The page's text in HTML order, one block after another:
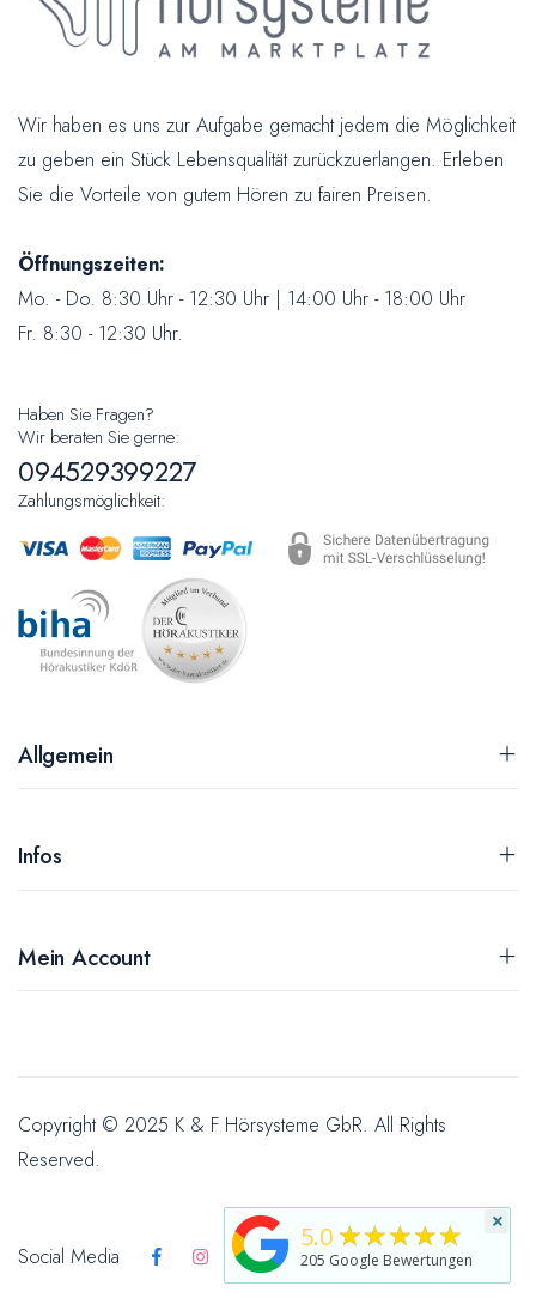
Wir haben es uns zur Aufgabe gemacht jedem die Möglichkeit
zu geben ein Stück Lebensqualität zurückzuerlangen. Erleben
Sie die Vorteile von gutem Hören zu fairen Preisen.
Öffnungszeiten:
Mo. - Do. 8:30 Uhr - 12:30 Uhr | 14:00 Uhr - 18:00 Uhr
Fr. 8:30 - 12:30 Uhr.
Haben Sie Fragen?
Wir beraten Sie gerne:
094529399227
Zahlungsmöglichkeit:
Allgemein
Infos
Mein Account
Copyright © 2025 K & F Hörsysteme GbR. All Rights
Reserved.
Social Media
5.0★★★★★
205 Google Bewertungen
×